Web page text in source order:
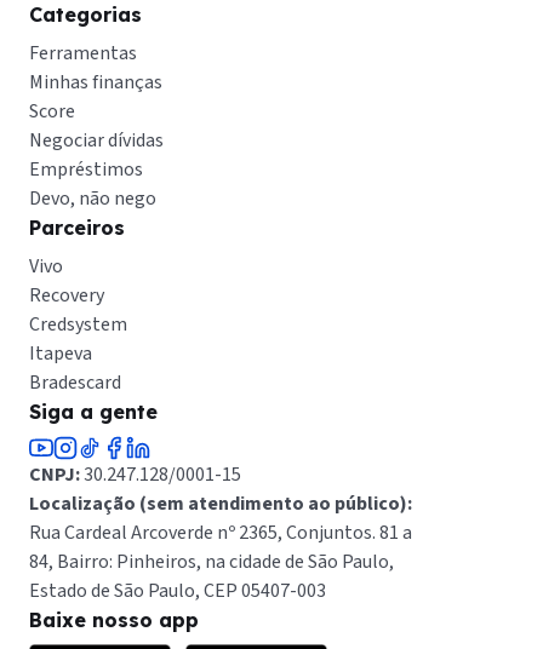
Categorias
Ferramentas
Minhas finanças
Score
Negociar dívidas
Empréstimos
Devo, não nego
Parceiros
Vivo
Recovery
Credsystem
Itapeva
Bradescard
Siga a gente
CNPJ:30.247.128/0001-15
Localização (sem atendimento ao público):
Rua Cardeal Arcoverde nº 2365, Conjuntos. 81 a
84, Bairro: Pinheiros, na cidade de São Paulo,
Estado de São Paulo, CEP 05407-003
Baixe nosso app